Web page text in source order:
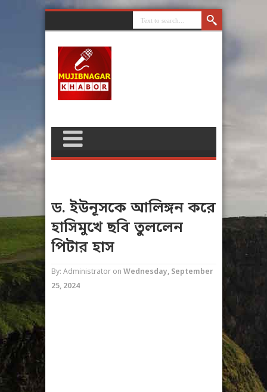
ড. ইউনূসকে আলিঙ্গন করে
হাসিমুখে ছবি তুললেন
পিটার হাস
By: Administrator on Wednesday, September
25, 2024